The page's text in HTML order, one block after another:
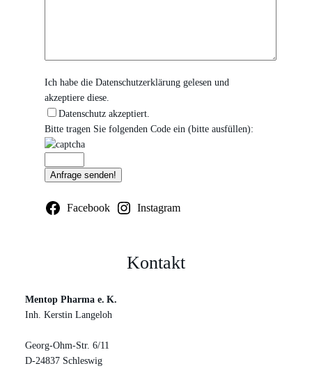
Ich habe die Datenschutzerklärung gelesen und
akzeptiere diese.
Datenschutz akzeptiert.
Bitte tragen Sie folgenden Code ein (bitte ausfüllen):
Facebook Instagram
Kontakt
Mentop Pharma e. K.
Inh. Kerstin Langeloh
Georg-Ohm-Str. 6/11
D-24837 Schleswig